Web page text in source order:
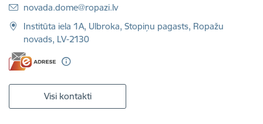
E-pasts:
novada.dome@ropazi.lv
Institūta iela 1A, Ulbroka, Stopiņu pagasts, Ropažu
novads, LV-2130
Visi kontakti